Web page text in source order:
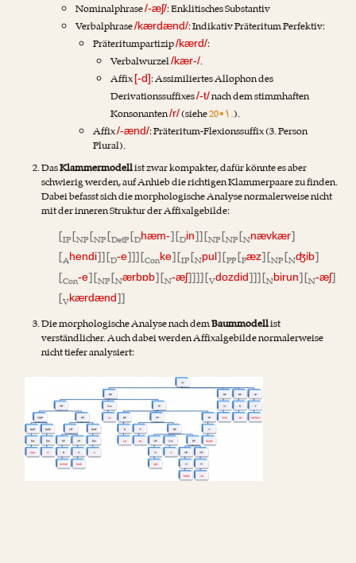
Nominalphrase/-æʃ/: Enklitisches Substantiv
Verbalphrase/kærdænd/: Indikativ Präteritum Perfektiv:
Präteritumpartizip/kærd/:
Verbalwurzel/kær-/.
Affix[-d]: Assimiliertes Allophon des
Derivationssuffixes/-t/nach dem stimmhaften
Konsonanten/r/(siehe20•۱.).
Affix/-ænd/: Präteritum-Flexionssuffix (3. Person
Plural).
DasKlammermodellist zwar kompakter, dafür könnte es aber
schwierig werden, auf Anhieb die richtigen Klammerpaare zu finden.
Dabei befasst sich die morphologische Analyse normalerweise nicht
mit der inneren Struktur der Affixalgebilde:
[IP[NP[NP[DetP[Dhæm-] [Din]] [NP[NP[Nnævkær]
[Ahendi]] [D-e]]] [Conke] [IP[Npul] [PP[Pæz] [NP[Nʤib]
[Con-e] [NP[Nærbɒb] [N-æʃ]]]] [Vdozdid]]] [Nbirun] [N-æʃ]
[Vkærdænd]]
Die morphologische Analyse nach demBaummodellist
verständlicher. Auch dabei werden Affixalgebilde normalerweise
nicht tiefer analysiert: